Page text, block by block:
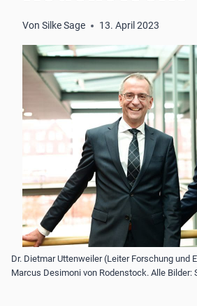
Von Silke Sage 13. April 2023
Dr. Dietmar Uttenweiler (Leiter Forschung und
Marcus Desimoni von Rodenstock. Alle Bilder: